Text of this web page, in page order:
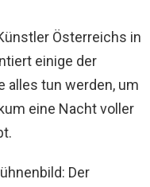
Österreichs in
einige der
alles tun werden, um
eine Nacht voller
Der